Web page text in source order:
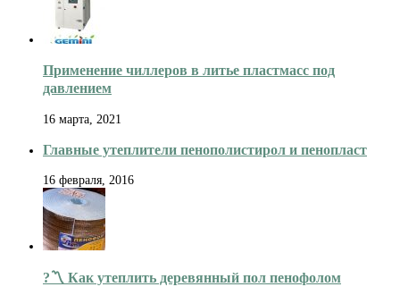
Применение чиллеров в литье пластмасс под
давлением
16 марта, 2021
Главные утеплители пенополистирол и пенопласт
16 февраля, 2016
?〽️ Как утеплить деревянный пол пенофолом